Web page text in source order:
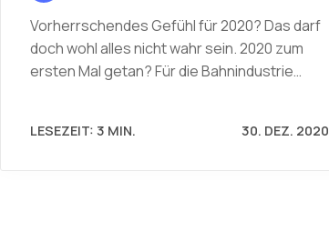
Vorherrschendes Gefühl für 2020? Das darf
doch wohl alles nicht wahr sein. 2020 zum
ersten Mal getan? Für die Bahnindustrie…
LESEZEIT: 3 MIN. 30. DEZ. 2020